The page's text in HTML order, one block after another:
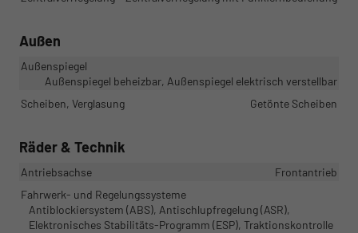
Außen
Außenspiegel
Außenspiegel beheizbar, Außenspiegel elektrisch verstellbar
Scheiben, Verglasung
Getönte Scheiben
Räder & Technik
Antriebsachse
Frontantrieb
Fahrwerk- und Regelungssysteme
Antiblockiersystem (ABS), Antischlupfregelung (ASR),
Elektronisches Stabilitäts-Programm (ESP), Traktionskontrolle